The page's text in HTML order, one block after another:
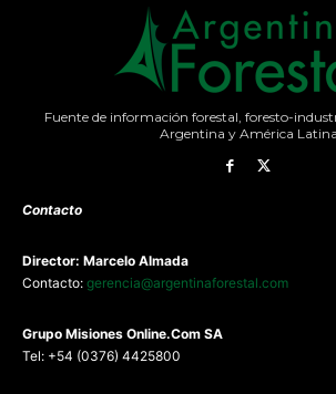
Fuente de información forestal, foresto-
Argentina y América Latina
Contacto
Director: Marcelo Almada
Contacto: gerencia@argentinaforestal.com
Grupo Misiones Online.Com SA
Tel: +54 (0376) 4425800